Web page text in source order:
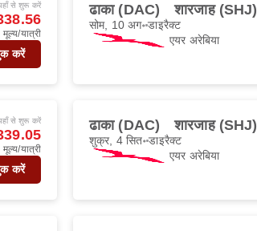
से शुरू करें
मूल्य/यात्री
करें
ढाका (DAC) शारजाह (SHJ)
सोम, 10 अग॰डाइरैक्ट
एयर अरेबिया
से शुरू करें
मूल्य/यात्री
करें
ढाका (DAC) शारजाह (SHJ)
शुक्र, 4 सित॰डाइरैक्ट
एयर अरेबिया